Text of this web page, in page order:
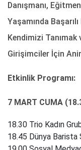
Danışmanı,
Yaşamında
Kendimizi Tanımak
Girişimciler İçin
Etkinlik Programı:
7 MART CUMA
18.30 Trio Kadın
18.45 Dünya